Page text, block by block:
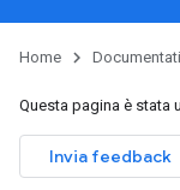
Home
Questa pagina è stata
Invia feedback